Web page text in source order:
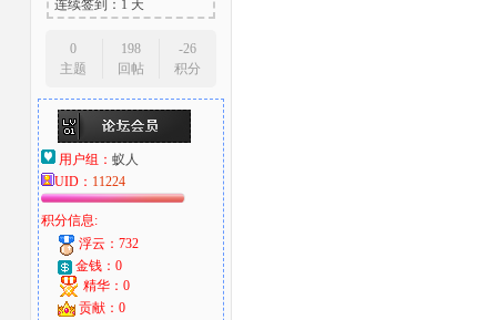
爱
连续签到：1 天
0
主题
198
回帖
-26
积分
用户组： 蚁人
UID： 11224
积分信息:
浮云：732
金钱：0
精华：0
贡献：0